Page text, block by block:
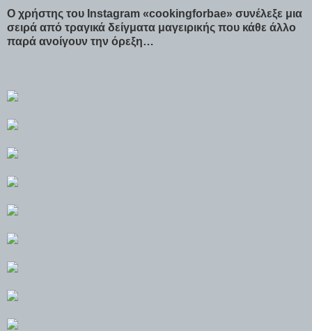
Ο χρήστης του Instagram «cookingforbae» συνέλεξε μια
σειρά από τραγικά δείγματα μαγειρικής που κάθε άλλο
παρά ανοίγουν την όρεξη…